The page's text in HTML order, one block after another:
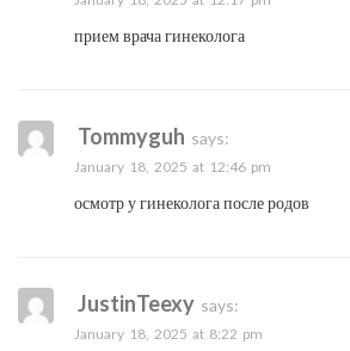
прием врача гинеколога
Tommyguh says:
January 18, 2025 at 12:46 pm
осмотр у гинеколога после родов
JustinTeexy says:
January 18, 2025 at 8:22 pm